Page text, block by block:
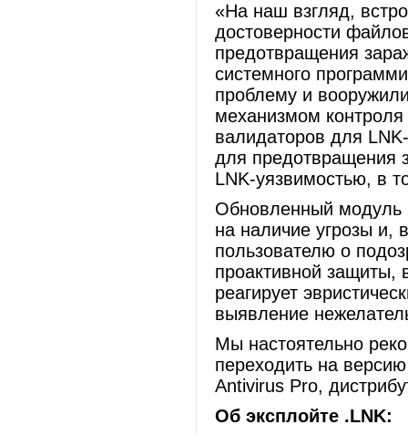
«На наш взгляд,
достоверности
предотвращения
системного
проблему и
механизмом
валидаторов для
для предотвращения
LNK-уязвимостью, в
Обновленный модуль
на наличие угрозы и,
пользователю о
проактивной защиты,
реагирует
выявление
Мы настоятельно
переходить на
Antivirus Pro,
Об эксплойте .LNK: